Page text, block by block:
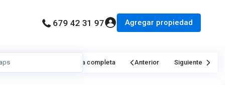
679 42 31 97 Agregar propiedad
Mi Ubicación Pantalla completa Anterior Siguiente